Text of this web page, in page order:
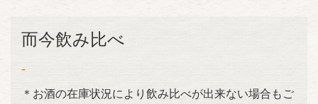
而今飲み比べ
-
＊お酒の在庫状況により飲み比べが出来ない場合もご